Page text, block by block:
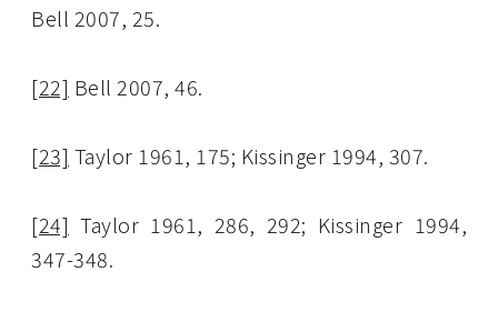
Bell 2007, 25.
[22] Bell 2007, 46.
[23] Taylor 1961, 175; Kissinger 1994, 307.
[24] Taylor 1961, 286, 292; Kissinger 1994,
347-348.